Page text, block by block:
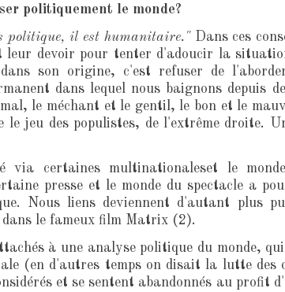
politiquement le monde?
politique, il est humanitaire."Dans ces
devoir pour tenter d'adoucir la
son origine, c'est refuser de
dans lequel nous baignons depuis
le méchant et le gentil, le bon et le
jeu des populistes, de l'extrême droite.
via certaines multinationaleset le
presse et le monde du spectacle a
Nous liens deviennent d'autant plus
dans le fameux film Matrix (2).
à une analyse politique du monde,
(en d'autres temps on disait la lutte des
et se sentent abandonnés au profit